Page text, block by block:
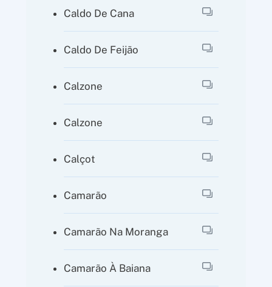
Caldo De Cana
Caldo De Feijão
Calzone
Calzone
Calçot
Camarão
Camarão Na Moranga
Camarão À Baiana